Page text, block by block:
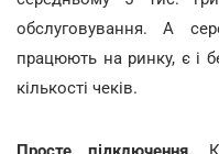
обслуговування. А
працюють на ринку, є і
кількості чеків.